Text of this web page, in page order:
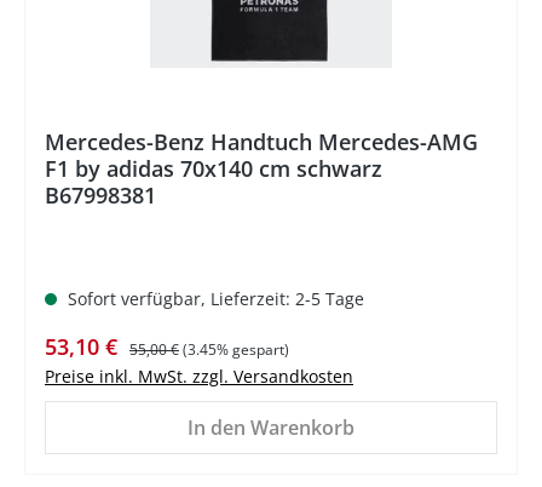
Mercedes-Benz Handtuch Mercedes-AMG
F1 by adidas 70x140 cm schwarz
B67998381
Sofort verfügbar, Lieferzeit: 2-5 Tage
Verkaufspreis:
53,10 € Regulärer Preis:
55,00 €(3.45% gespart)
Preise inkl. MwSt. zzgl. Versandkosten
In den Warenkorb